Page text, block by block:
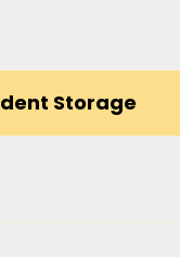
Storage